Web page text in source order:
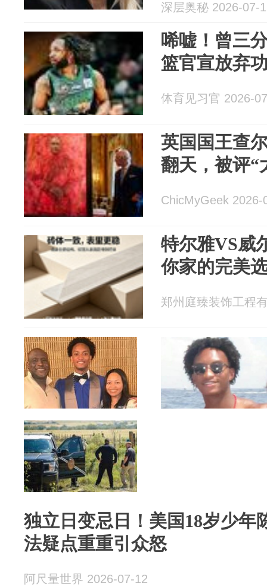
深层奥秘 2026-07-
唏嘘！曾三
篮官宣放弃
体育见习官 2026-
英国国王查
翻天，被评“
ChicMyGeek 2026-
特尔雅VS威
你家的完美
郑州庭臻装饰工程
独立日变忌日！美国18岁少年
法疑点重重引众怒
阿尺量世界 2026-07-12